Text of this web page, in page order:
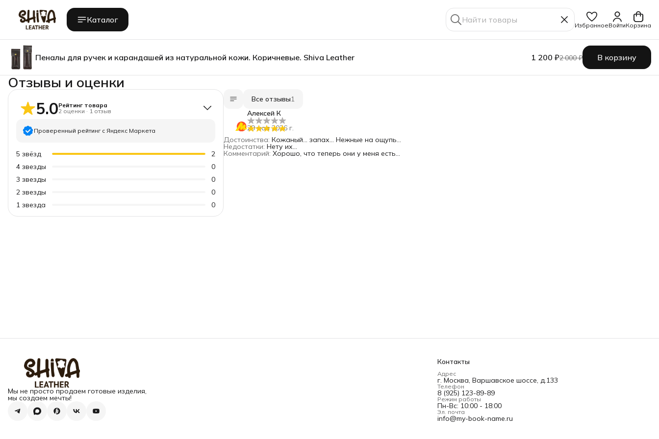
Каталог
ИзбранноеВойтиКорзина
Пеналы для ручек и карандашей из натуральной кожи. Коричневые. Shiva Leather 1 200 ₽2 000 ₽ В корзину
Отзывы и оценки
5.0Рейтинг товара
2 оценки · 1 отзыв
Проверенный рейтинг с Яндекс Маркета
5 звёзд
2
4 звезды
0
3 звезды
0
2 звезды
0
1 звезда 0
Все отзывы1
Алексей К
29 мая 2026 г.
Достоинства: Кожаный... запах... Нежные на ощупь...
Недостатки: Нету их...
Комментарий: Хорошо, что теперь они у меня есть...
Мы не просто продаем готовые изделия,
мы создаем мечты!
Контакты
Адрес
г. Москва, Варшавское шоссе, д.133
Телефон
8 (925) 123-89-89
Режим работы
Пн-Вс: 10:00 - 18:00
Эл. почта
info@my-book-name.ru